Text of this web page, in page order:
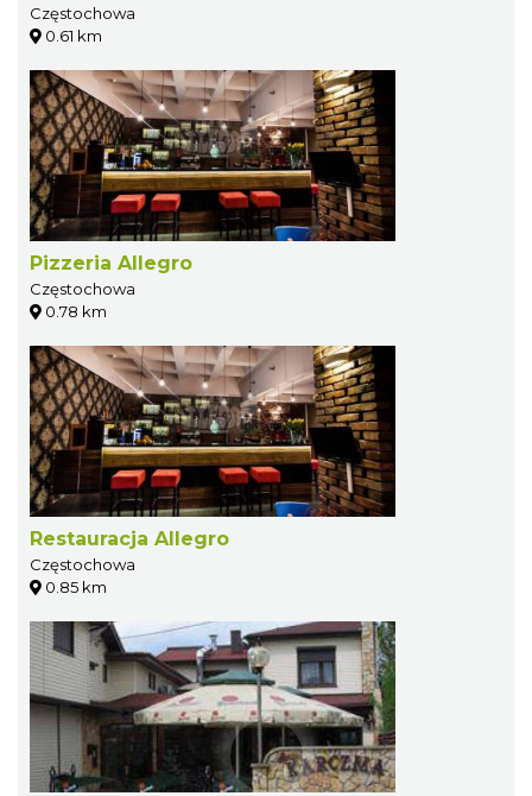
Częstochowa
0.61 km
Pizzeria Allegro
Częstochowa
0.78 km
Restauracja Allegro
Częstochowa
0.85 km